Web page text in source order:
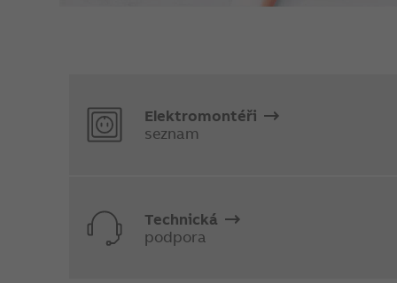
Elektromontéři
seznam
Technická
podpora